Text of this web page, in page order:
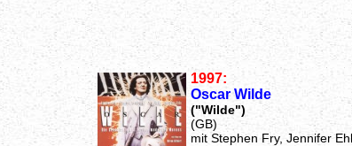
1997:
Oscar Wilde
("Wilde")
(GB)
mit Stephen Fry, Jennifer